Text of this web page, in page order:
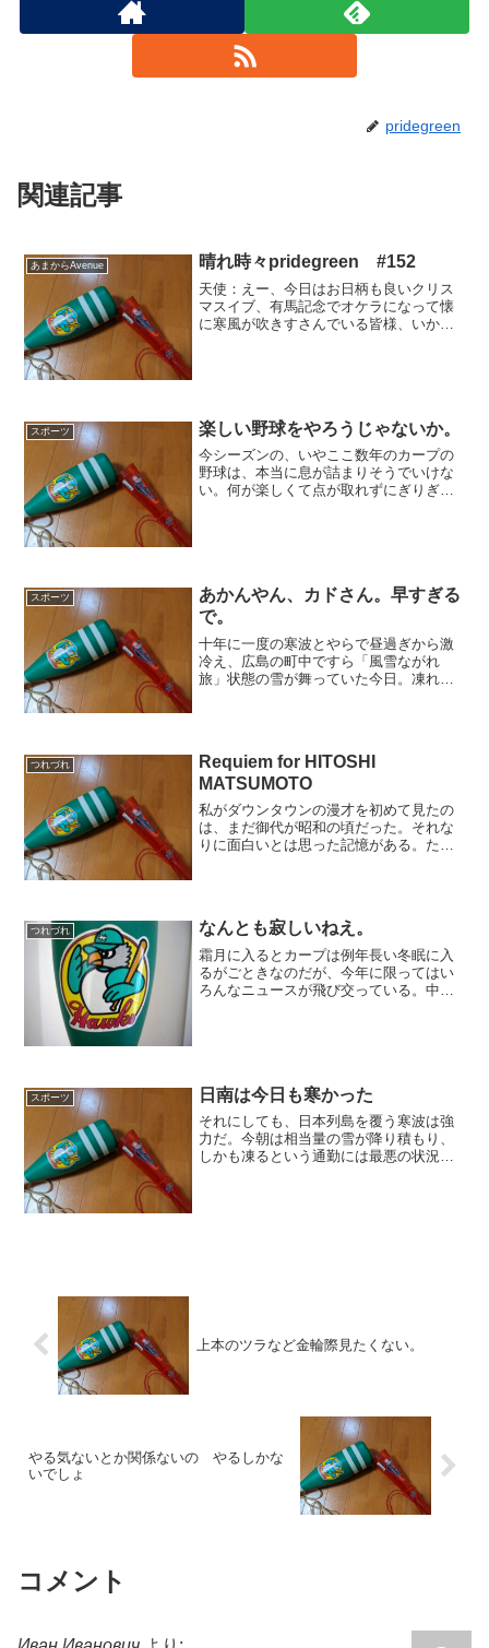
pridegreen
関連記事
あまからAvenue 晴れ時々pridegreen #152
天使：えー、今日はお日柄も良いクリス
マスイブ、有馬記念でオケラになって懐
に寒風が吹きすさんでいる皆様、いかが
スポーツ 楽しい野球をやろうじゃないか。
今シーズンの、いやここ数年のカープの
野球は、本当に息が詰まりそうでいけな
い。何が楽しくて点が取れずにぎりぎり
スポーツ
あかんやん、カドさん。早すぎる
で。
十年に一度の寒波とやらで昼過ぎから激
冷え、広島の町中ですら「風雪ながれ
旅」状態の雪が舞っていた今日。凍れる
つれづれ
Requiem for HITOSHI
MATSUMOTO
私がダウンタウンの漫才を初めて見たの
は、まだ御代が昭和の頃だった。それな
りに面白いとは思った記憶がある。た
に凶暴に見える浜田雅功を明...
つれづれ なんとも寂しいねえ。
霜月に入るとカープは例年長い冬眠に入
るがごときなのだが、今年に限ってはい
ろんなニュースが飛び交っている。中に
スポーツ 日南は今日も寒かった
それにしても、日本列島を覆う寒波は強
力だ。今朝は相当量の雪が降り積もり、
しかも凍るという通勤には最悪の状況だ
上本のツラなど金輪際見たくない。
やる気ないとか関係ないの やるしかな
いでしょ
コメント